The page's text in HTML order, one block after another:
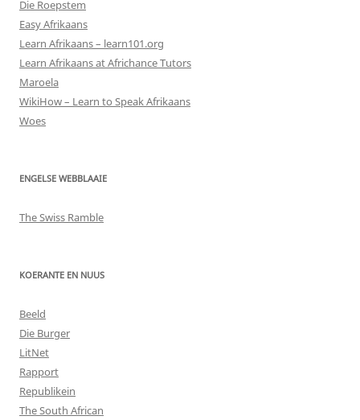
Die Roepstem
Easy Afrikaans
Learn Afrikaans – learn101.org
Learn Afrikaans at Africhance Tutors
Maroela
WikiHow – Learn to Speak Afrikaans
Woes
ENGELSE WEBBLAAIE
The Swiss Ramble
KOERANTE EN NUUS
Beeld
Die Burger
LitNet
Rapport
Republikein
The South African